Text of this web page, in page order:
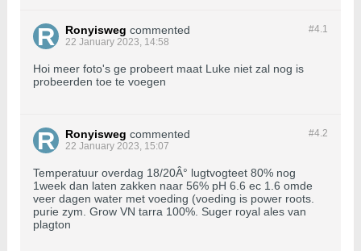
#4.1
Ronyisweg commented
22 January 2023, 14:58
Hoi meer foto's ge probeert maat Luke niet zal nog is
probeerden toe te voegen
#4.2
Ronyisweg commented
22 January 2023, 15:07
Temperatuur overdag 18/20Â° lugtvogteet 80% nog
1week dan laten zakken naar 56% pH 6.6 ec 1.6 omde
veer dagen water met voeding (voeding is power roots.
purie zym. Grow VN tarra 100%. Suger royal ales van
plagton